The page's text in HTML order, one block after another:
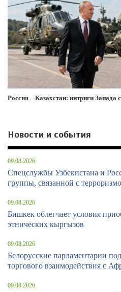
Россия – Казахстан: интриги Запада
Новости и события
09.08.2026
Спецслужбы Узбекистана и
группы, связанной с
09.08.2026
Бишкек облегчает условия
этнических кыргызов
09.08.2026
Белорусские парламентарии
торгового взаимодействия с
09.08.2026